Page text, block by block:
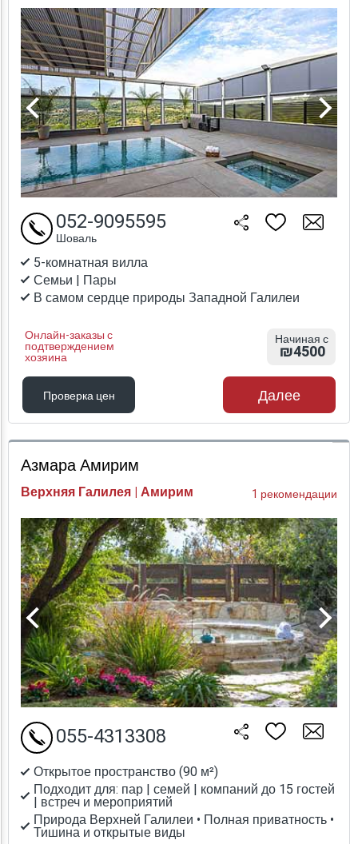
5-комнатная вилла
Семьи | Пары
В самом сердце природы Западной Галилеи
Онлайн-заказы с
подтверждением
хозяина
052-9095595
Шоваль
Начиная с
₪4500
Проверка цен
Проверка цен
Далее
Азмара Амирим
Верхняя Галилея | Амирим 1 рекомендации
Открытое пространство (90 м²)
Подходит для: пар | семей | компаний до 15 гостей
| встреч и мероприятий
Природа Верхней Галилеи • Полная приватность •
Тишина и открытые виды
055-4313308